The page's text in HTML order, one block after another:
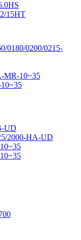
15HT
0180/0200/0215-
MR-10~35
UD
2000-HA-UD